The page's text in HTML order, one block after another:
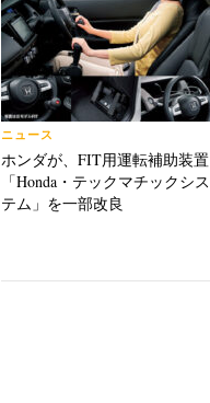
ニュース
ホンダが、FIT用運転補助装置
「Honda・テックマチックシス
テム」を一部改良